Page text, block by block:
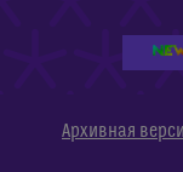
Архивная